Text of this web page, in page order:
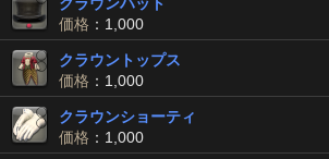
価格 ：1,000
クラウントップス
価格 ：1,000
クラウンショーティ
価格 ：1,000